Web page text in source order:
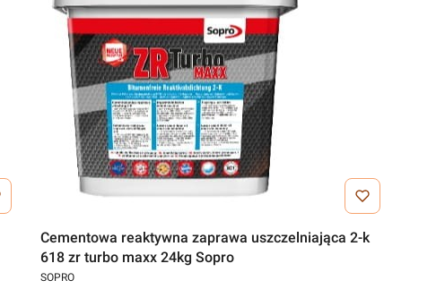
Cementowa reaktywna zaprawa uszczelniająca 2-k
618 zr turbo maxx 24kg Sopro
SOPRO